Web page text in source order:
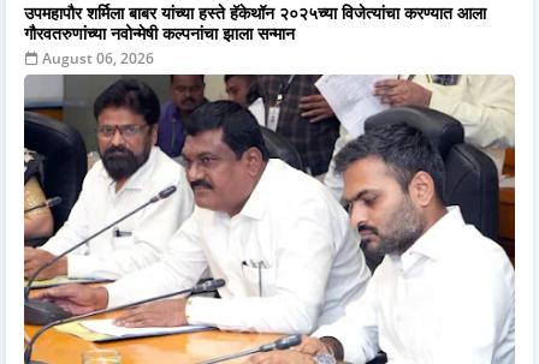
उपमहापौर शर्मिला बाबर यांच्या हस्ते हॅकेथॉन २०२५च्या विजेत्यांचा करण्यात आला
गौरवतरुणांच्या नवोन्मेषी कल्पनांचा झाला सन्मान
August 06, 2026